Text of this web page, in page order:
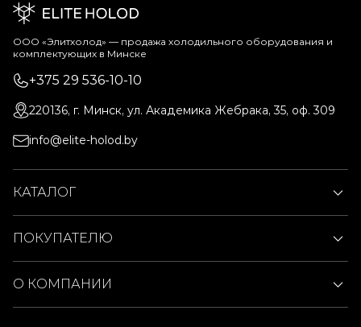
ООО «Элитхолод» ― продажа холодильного оборудования и
комплектующих в Минске
+375 29 536-10-10
220136, г. Минск, ул. Академика Жебрака, 35, оф. 309
info@elite-holod.by
КАТАЛОГ
ПОКУПАТЕЛЮ
О КОМПАНИИ